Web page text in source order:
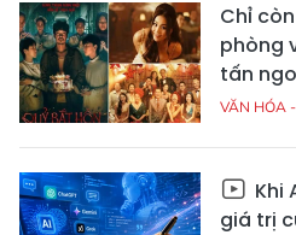
Chỉ
phòng
tấn
VĂN HÓA
Khi
giá trị